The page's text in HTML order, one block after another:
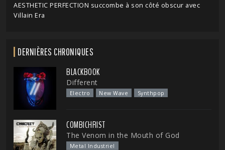
AESTHETIC PERFECTION succombe à son côté obscur avec
Villain Era
DERNIÈRES CHRONIQUES
BLACKBOOK
Different
Electro New Wave Synthpop
COMBICHRIST
The Venom in the Mouth of God
Metal Industriel